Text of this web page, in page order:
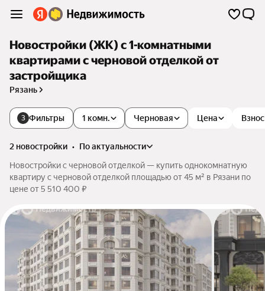
Новостройки (ЖК) с 1-комнатными
квартирами с черновой отделкой от
застройщика
Рязань
3 Фильтры Цена
1 комн. Черновая
2 новостройки •
по актуальности
Новостройки с черновой отделкой — купить однокомнатную
квартиру с черновой отделкой площадью от 45 м² в Рязани по
цене от 5 510 400 ₽